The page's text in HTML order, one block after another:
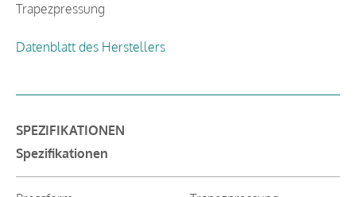
Trapezpressung
Datenblatt des Herstellers
SPEZIFIKATIONEN
Spezifikationen